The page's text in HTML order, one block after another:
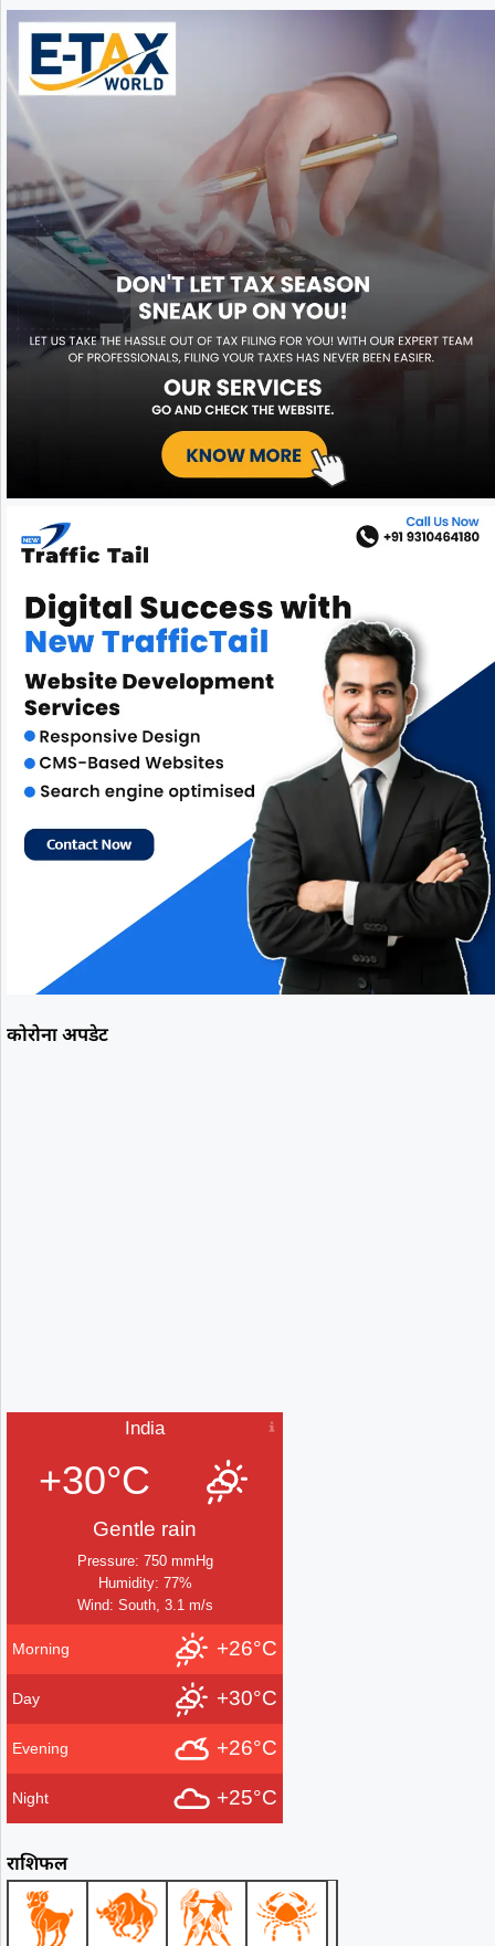
कोरोना अपडेट
India
+30°C
Gentle rain
Pressure: 750 mmHg
Humidity: 77%
Wind: South, 3.1 m/s
Morning +26°C
Day +30°C
Evening +26°C
Night +25°C
राशिफल